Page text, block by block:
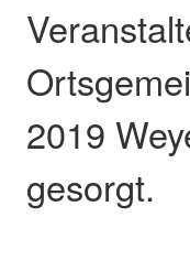
2019
gesorgt.